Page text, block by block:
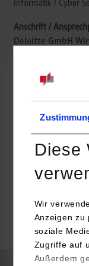
Diese
Wir
Anzeigen zu
soziale
Zugriffe auf
Außerdem
Informatik / Cyber
Deloitte GmbH